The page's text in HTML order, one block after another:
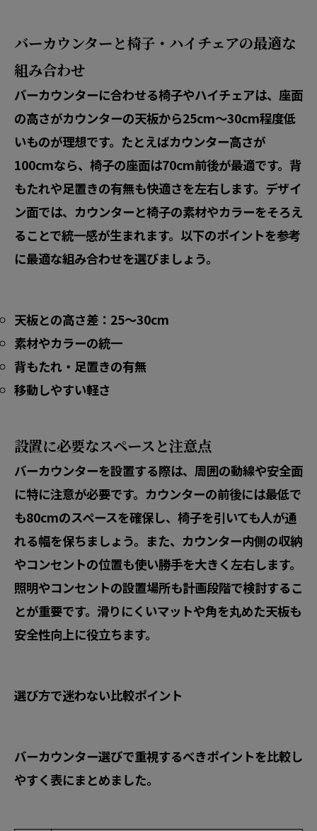
バーカウンターと椅子・ハイチェアの最適な
組み合わせ
バーカウンターに合わせる椅子やハイチェアは、座面
の高さがカウンターの天板から25cm～30cm程度低
いものが理想です。たとえばカウンター高さが
100cmなら、椅子の座面は70cm前後が最適です。背
もたれや足置きの有無も快適さを左右します。デザイ
ン面では、カウンターと椅子の素材やカラーをそろえ
ることで統一感が生まれます。以下のポイントを参考
に最適な組み合わせを選びましょう。
天板との高さ差：25～30cm
素材やカラーの統一
背もたれ・足置きの有無
移動しやすい軽さ
設置に必要なスペースと注意点
バーカウンターを設置する際は、周囲の動線や安全面
に特に注意が必要です。カウンターの前後には最低で
も80cmのスペースを確保し、椅子を引いても人が通
れる幅を保ちましょう。また、カウンター内側の収納
やコンセントの位置も使い勝手を大きく左右します。
照明やコンセントの設置場所も計画段階で検討するこ
とが重要です。滑りにくいマットや角を丸めた天板も
安全性向上に役立ちます。
選び方で迷わない比較ポイント
バーカウンター選びで重視するべきポイントを比較し
やすく表にまとめました。